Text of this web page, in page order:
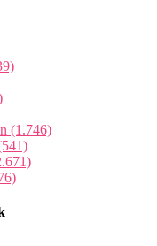
(1.746)